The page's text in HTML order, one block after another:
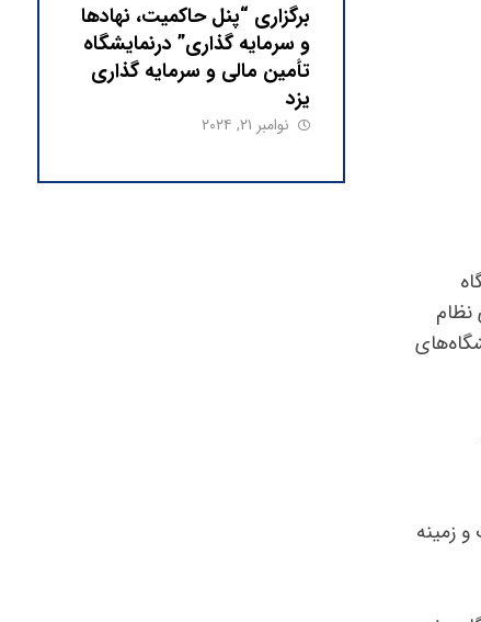
زمینه
برگزاری “پنل حاکمیت، نهادها
و سرمایه گذاری” درنمایشگاه
تأمین مالی و سرمایه گذاری
یزد
نوامبر ۲۱, ۲۰۲۴